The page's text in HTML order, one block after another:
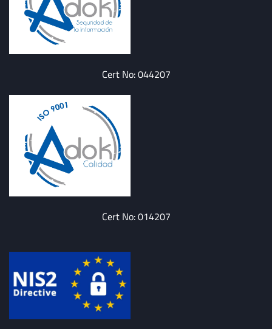
Cert No: 044207
Cert No: 014207